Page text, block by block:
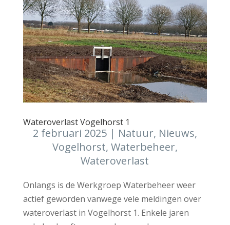
Wateroverlast Vogelhorst 1
2 februari 2025| Natuur, Nieuws,
Vogelhorst, Waterbeheer,
Wateroverlast
Onlangs is de Werkgroep Waterbeheer weer
actief geworden vanwege vele meldingen over
wateroverlast in Vogelhorst 1. Enkele jaren